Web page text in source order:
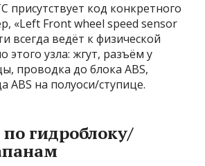
присутствует код конкретного
«Left Front wheel speed sensor
всегда ведёт к физической
этого узла: жгут, разъём у
проводка до блока ABS,
ABS на полуоси/ступице.
гидроблоку/